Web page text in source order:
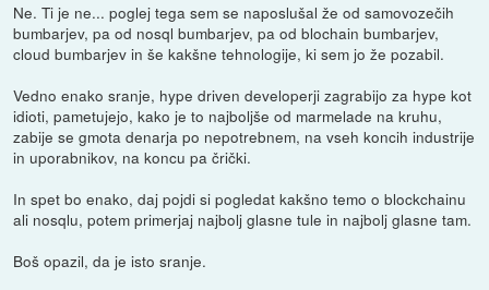
Ne. Ti je ne... poglej tega sem se naposlušal že od samovozečih
bumbarjev, pa od nosql bumbarjev, pa od blochain bumbarjev,
cloud bumbarjev in še kakšne tehnologije, ki sem jo že pozabil.
Vedno enako sranje, hype driven developerji zagrabijo za hype kot
idioti, pametujejo, kako je to najboljše od marmelade na kruhu,
zabije se gmota denarja po nepotrebnem, na vseh koncih industrije
in uporabnikov, na koncu pa črički.
In spet bo enako, daj pojdi si pogledat kakšno temo o blockchainu
ali nosqlu, potem primerjaj najbolj glasne tule in najbolj glasne tam.
Boš opazil, da je isto sranje.